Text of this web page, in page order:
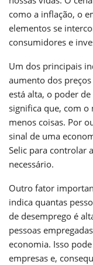
como a inflação, o
elementos se
consumidores e
Um dos principais
aumento dos
está alta, o poder
significa que, com
menos coisas. Por
sinal de uma
Selic para controlar
necessário.
Outro fator
indica quantas
de desemprego é
pessoas
economia. Isso
empresas e,